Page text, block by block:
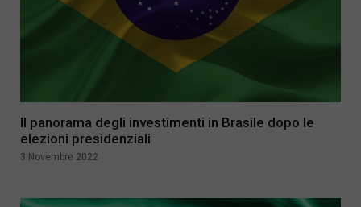
Il panorama degli investimenti in Brasile dopo le
elezioni presidenziali
3 Novembre 2022